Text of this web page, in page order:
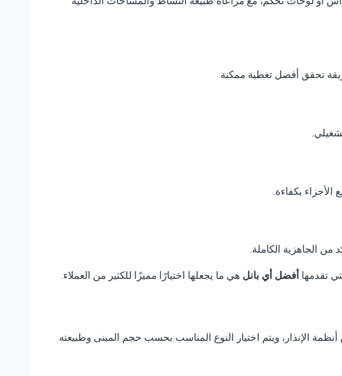
أو لوحات تحكم، مع مراعاة طبيعة النشاط والمساحات الداخلية
تحقق أفضل تغطية ممكنة.
الأجزاء بكفاءة.
من الجاهزية الكاملة.
تقدمها أفضل أي بانل هي ما يجعلها اختيارًا مميزًا للكثير من العملاء.
الإنذار، ويتم اختيار النوع المناسب بحسب حجم المبنى وطبيعته